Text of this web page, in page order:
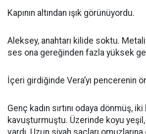
Kapının altından ışık görünüyordu.
Aleksey, anahtarı kilide soktu.
ses ona gereğinden fazla yüksek
İçeri girdiğinde Vera’yı pencerenin
Genç kadın sırtını odaya dönmüş,
kavuşturmuştu. Üzerinde koyu yeşil,
vardı. Uzun siyah saçları omuzlarına